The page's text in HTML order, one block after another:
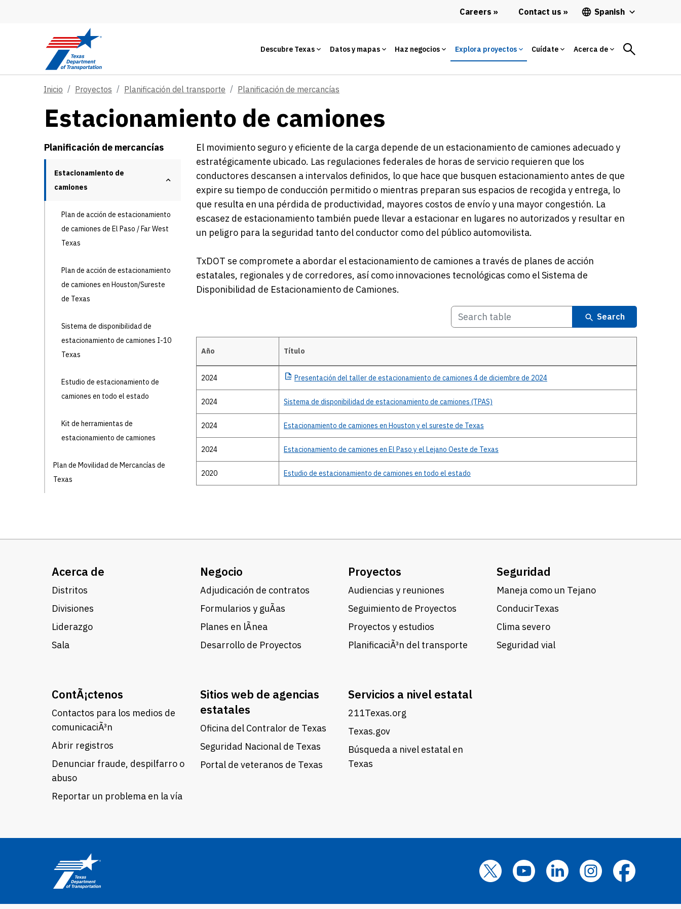
Careers Contact us Spanish
Descubre Texas Datos y mapas Haz negocios Explora proyectos Cuídate Acerca de
Inicio Proyectos Planificación del transporte Planificación de mercancías
Estacionamiento de camiones
Planificación de mercancías
Estacionamiento de
camiones
Plan de acción de estacionamiento
de camiones de El Paso / Far West
Texas
Plan de acción de estacionamiento
de camiones en Houston/Sureste
de Texas
Sistema de disponibilidad de
estacionamiento de camiones I-10
Texas
Estudio de estacionamiento de
camiones en todo el estado
Kit de herramientas de
estacionamiento de camiones
Plan de Movilidad de Mercancías de
Texas
El movimiento seguro y eficiente de la carga depende de un estacionamiento de camiones adecuado y
estratégicamente ubicado. Las regulaciones federales de horas de servicio requieren que los
conductores descansen a intervalos definidos, lo que hace que busquen estacionamiento antes de que
expire su tiempo de conducción permitido o mientras preparan sus espacios de recogida y entrega, lo
que resulta en una pérdida de productividad, mayores costos de envío y una mayor congestión. La
escasez de estacionamiento también puede llevar a estacionar en lugares no autorizados y resultar en
un peligro para la seguridad tanto del conductor como del público automovilista.
TxDOT se compromete a abordar el estacionamiento de camiones a través de planes de acción
estatales, regionales y de corredores, así como innovaciones tecnológicas como el Sistema de
Disponibilidad de Estacionamiento de Camiones.
Search
Año Título
2024 Presentación del taller de estacionamiento de camiones 4 de diciembre de 2024
2024 Sistema de disponibilidad de estacionamiento de camiones (TPAS)
2024 Estacionamiento de camiones en Houston y el sureste de Texas
2024 Estacionamiento de camiones en El Paso y el Lejano Oeste de Texas
2020 Estudio de estacionamiento de camiones en todo el estado
Acerca de
Distritos
Divisiones
Liderazgo
Sala
Negocio
Adjudicación de contratos
Formularios y guÃ­as
Planes en lÃ­nea
Desarrollo de Proyectos
Proyectos
Audiencias y reuniones
Seguimiento de Proyectos
Proyectos y estudios
PlanificaciÃ³n del transporte
Seguridad
Maneja como un Tejano
ConducirTexas
Clima severo
Seguridad vial
ContÃ¡ctenos
Contactos para los medios de
comunicaciÃ³n
Abrir registros
Denunciar fraude, despilfarro o
abuso
Reportar un problema en la vía
Sitios web de agencias
estatales
Oficina del Contralor de Texas
Seguridad Nacional de Texas
Portal de veteranos de Texas
Servicios a nivel estatal
211Texas.org
Texas.gov
Búsqueda a nivel estatal en
Texas